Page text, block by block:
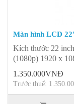
Màn hình LCD
Kích thước 22
(1080p) 1920 x
1.350.000VNĐ
Trước thuế: